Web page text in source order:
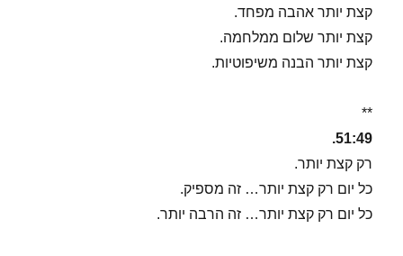
קצת יותר אהבה מפחד.
קצת יותר שלום ממלחמה.
קצת יותר הבנה משיפוטיות.
**
51:49.
רק קצת יותר.
כל יום רק קצת יותר… זה מספיק.
כל יום רק קצת יותר… זה הרבה יותר.